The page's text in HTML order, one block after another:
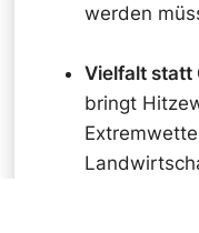
werden
Vielfalt statt
bringt